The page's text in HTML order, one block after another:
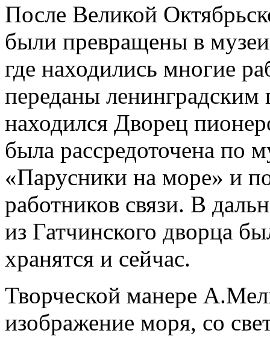
После Великой
были превращены в
где находились многие
переданы ленинградским
находился Дворец
была рассредоточена по
«Парусники на море» и
работников связи. В
из Гатчинского дворца
хранятся и сейчас.
Творческой манере
изображение моря, со